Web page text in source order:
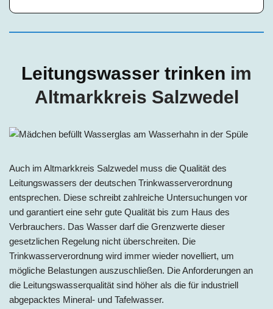
Leitungswasser trinken im
Altmarkkreis Salzwedel
Auch im Altmarkkreis Salzwedel muss die Qualität des
Leitungswassers der deutschen Trinkwasserverordnung
entsprechen. Diese schreibt zahlreiche Untersuchungen vor
und garantiert eine sehr gute Qualität bis zum Haus des
Verbrauchers. Das Wasser darf die Grenzwerte dieser
gesetzlichen Regelung nicht überschreiten. Die
Trinkwasserverordnung wird immer wieder novelliert, um
mögliche Belastungen auszuschließen. Die Anforderungen an
die Leitungswasserqualität sind höher als die für industriell
abgepacktes Mineral- und Tafelwasser.